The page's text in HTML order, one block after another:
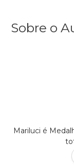
Sobre o
Mariluci é